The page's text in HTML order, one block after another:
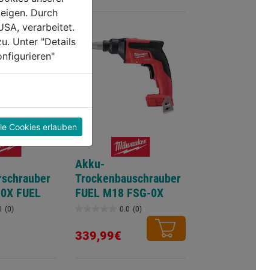
FUEL
(0)
Akku-
Trockenbauschrauber
FUEL M18 FSG-0X
0.0 (0)
von
339,99€
Durch
verarbeitet.
Unter "Details
Cookies erlauben